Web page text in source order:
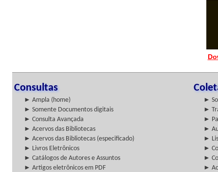
Consultas
► Ampla (home)
►
► Somente Documentos digitais
►
► Consulta Avançada
►
► Acervos das Bibliotecas
►
► Acervos das Bibliotecas (especificado)
►
► Livros Eletrônicos
►
► Catálogos de Autores e Assuntos
►
► Artigos eletrônicos em PDF
►